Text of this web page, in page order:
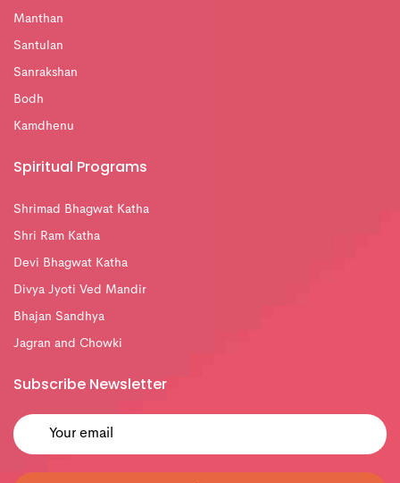
Manthan
Santulan
Sanrakshan
Bodh
Kamdhenu
Spiritual Programs
Shrimad Bhagwat Katha
Shri Ram Katha
Devi Bhagwat Katha
Divya Jyoti Ved Mandir
Bhajan Sandhya
Jagran and Chowki
Subscribe Newsletter